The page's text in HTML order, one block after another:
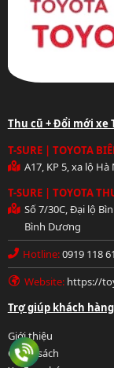
Hotline: 0919 118 615
Thu cũ + Đổi mới xe
T-SURE | TOYOTA
A17, KP 5, xa lộ
T-SURE | TOYOTA
Số 7/30C, Đại lộ
Bình Dương
Hotline:0919 118
Website: https://
Trợ giúp khách hàng
Giới thiệu
Chính sách